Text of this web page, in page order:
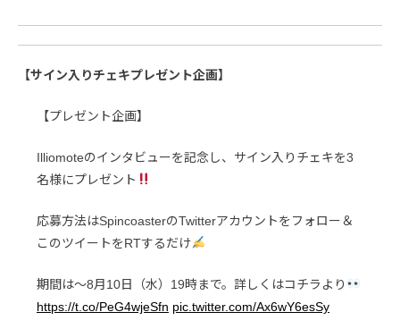
【サイン入りチェキプレゼント企画】
【プレゼント企画】
Illiomoteのインタビューを記念し、サイン入りチェキを3
名様にプレゼント
応募方法はSpincoasterのTwitterアカウントをフォロー＆
このツイートをRTするだけ
期間は〜8月10日（水）19時まで。詳しくはコチラより
https://t.co/PeG4wjeSfn pic.twitter.com/Ax6wY6esSy